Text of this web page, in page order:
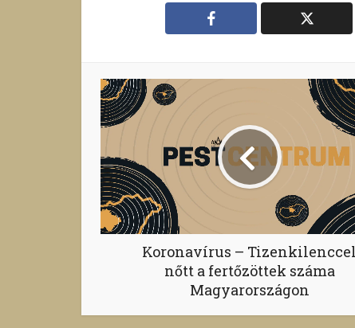
Koronavírus – Tizenkilenccel
nőtt a fertőzöttek száma
Magyarországon